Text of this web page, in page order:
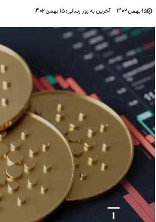
۱۵ بهمن ۱۴۰۲ آخرین به روز رسانی:۱۵ بهمن ۱۴۰۲